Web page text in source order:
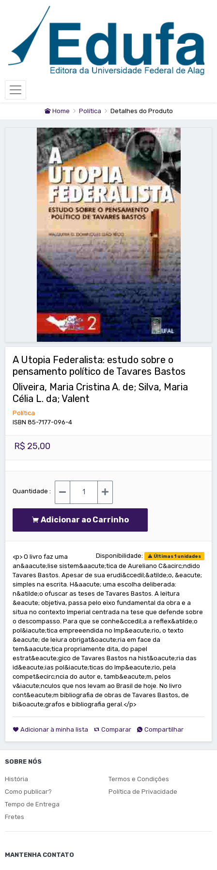
Home Política Detalhes do Produto
A Utopia Federalista: estudo sobre o
pensamento político de Tavares Bastos
Oliveira, Maria Cristina A. de; Silva, Maria
Célia L. da; Valent
Política
ISBN 85-7177-096-4
R$ 25,00
Quantidade :
Adicionar ao Carrinho
Disponibilidade: Últimas 1 unidades
<p> O livro faz uma
an&aacute;lise sistem&aacute;tica de Aureliano C&acirc;ndido
Tavares Bastos. Apesar de sua erudi&ccedil;&atilde;o, &eacute;
simples na escrita. H&aacute; uma escolha deliberada:
n&atilde;o ofuscar as teses de Tavares Bastos. A leitura
&eacute; objetiva, passa pelo eixo fundamental da obra e a
situa no contexto Imperial centrada na tese que defende sobre
o descompasso. Para que se conhe&ccedil;a a reflex&atilde;o
pol&iacute;tica empreeendida no Imp&eacute;rio, o texto
&eacute; de leiura obrigat&oacute;ria em face da
tem&aacute;tica propriamente dita, do papel
estrat&eacute;gico de Tavares Bastos na hist&oacute;ria das
id&eacute;ias pol&iacute;ticas do Imp&eacute;rio, pela
compet&ecirc;ncia do autor e, tamb&eacute;m, pelos
v&iacute;nculos que nos levam ao Brasil de hoje. No livro
cont&eacute;m bibliografia de obras de Tavares Bastos, de
bi&oacute;grafos e bibliografia geral.</p>
Adicionar à minha lista Comparar Compartilhar
SOBRE NÓS
História
Como publicar?
Tempo de Entrega
Fretes
Termos e Condições
Política de Privacidade
MANTENHA CONTATO